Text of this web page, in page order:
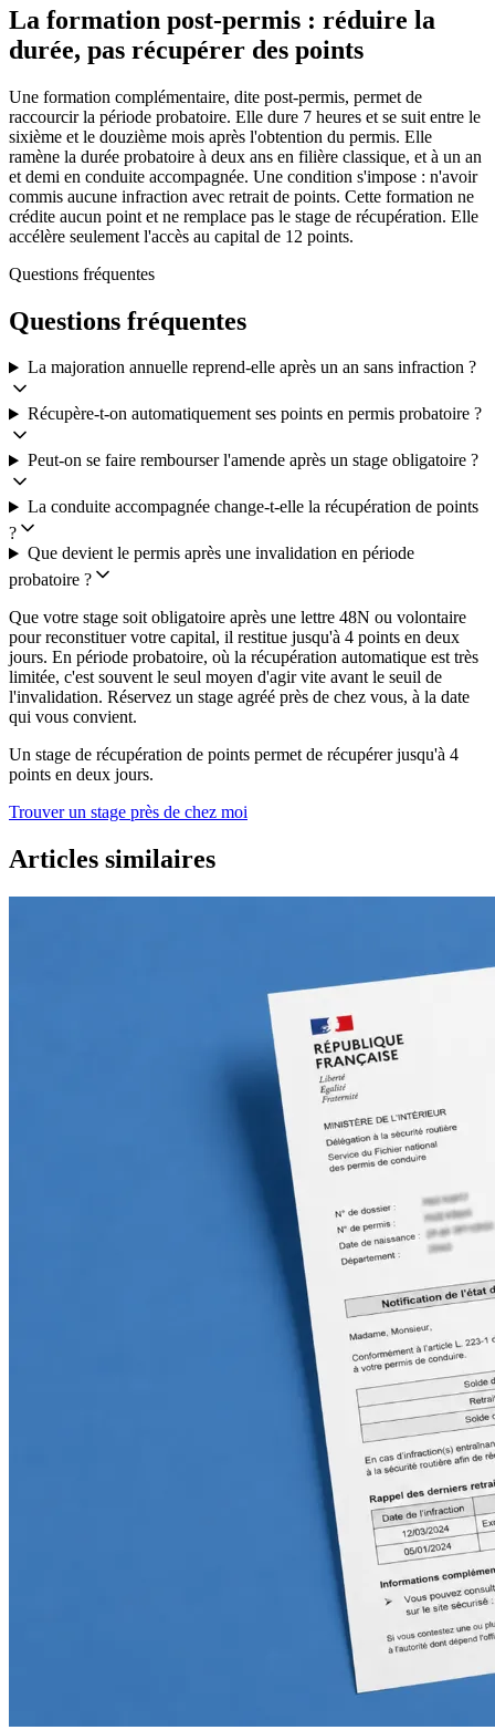
La formation post-permis : réduire la
durée, pas récupérer des points
Une formation complémentaire, dite post-permis, permet de
raccourcir la période probatoire. Elle dure 7 heures et se suit entre le
sixième et le douzième mois après l'obtention du permis. Elle
ramène la durée probatoire à deux ans en filière classique, et à un an
et demi en conduite accompagnée. Une condition s'impose : n'avoir
commis aucune infraction avec retrait de points. Cette formation ne
crédite aucun point et ne remplace pas le stage de récupération. Elle
accélère seulement l'accès au capital de 12 points.
Questions fréquentes
Questions fréquentes
La majoration annuelle reprend-elle après un an sans infraction ?
Récupère-t-on automatiquement ses points en permis probatoire ?
Peut-on se faire rembourser l'amende après un stage obligatoire ?
La conduite accompagnée change-t-elle la récupération de points
?
Que devient le permis après une invalidation en période
probatoire ?
Que votre stage soit obligatoire après une lettre 48N ou volontaire
pour reconstituer votre capital, il restitue jusqu'à 4 points en deux
jours. En période probatoire, où la récupération automatique est très
limitée, c'est souvent le seul moyen d'agir vite avant le seuil de
l'invalidation. Réservez un stage agréé près de chez vous, à la date
qui vous convient.
Un stage de récupération de points permet de récupérer jusqu'à 4
points en deux jours.
Trouver un stage près de chez moi
Articles similaires